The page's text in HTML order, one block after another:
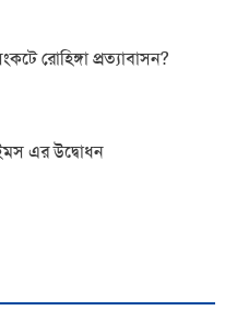
রোহিঙ্গা প্রত্যাবাসন?
এর উদ্বোধন